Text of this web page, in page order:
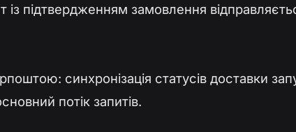
із підтвердженням замовлення
синхронізація статусів доставки
потік запитів.